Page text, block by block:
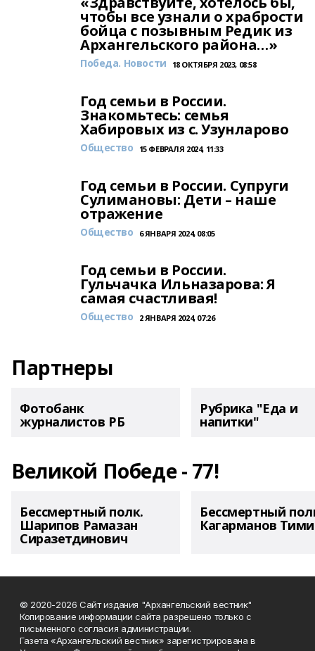
чтобы все узнали о храбрости
бойца с позывным Редик из
Архангельского района…»
Победа. Новости 18 ОКТЯБРЯ 2023, 08:58
Год семьи в России.
Знакомьтесь: семья
Хабировых из с. Узунларово
Общество 15 ФЕВРАЛЯ 2024, 11:33
Год семьи в России. Супруги
Сулимановы: Дети – наше
отражение
Общество 6 ЯНВАРЯ 2024, 08:05
Год семьи в России.
Гульчачка Ильназарова: Я
самая счастливая!
Общество 2 ЯНВАРЯ 2024, 07:26
Партнеры
Фотобанк
журналистов РБ
Рубрика "Еда и
напитки"
Великой Победе - 77!
Бессмертный полк.
Шарипов Рамазан
Сиразетдинович
Бессмертный
Кагарманов
© 2020-2026 Сайт издания "Архангельский вестник"
Копирование информации сайта разрешено только с
письменного согласия администрации.
Газета «Архангельский вестник» зарегистрирована в